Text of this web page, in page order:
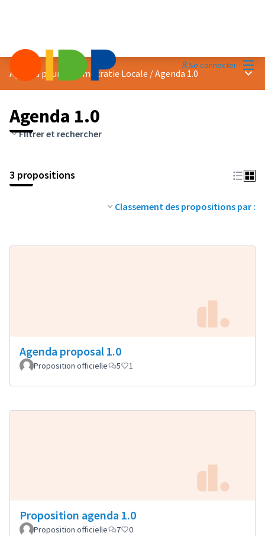
Se connecter
Agenda pour la Démocratie Locale /Agenda 1.0
Agenda 1.0
Filtrer et rechercher
3 propositions
Classement des propositions par :
Agenda proposal 1.0
Proposition officielle 5 1
Proposition agenda 1.0
Proposition officielle 7 0